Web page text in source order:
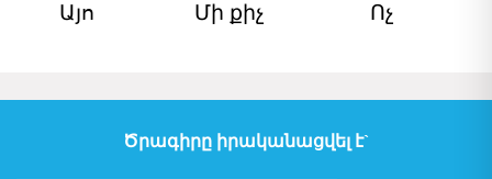
Այո Մի քիչ Ոչ
Ծրագիրը իրականացվել է`